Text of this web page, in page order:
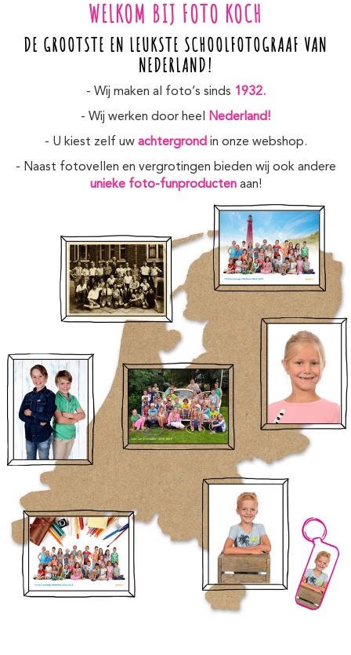
WELKOM BIJ FOTO KOCH
DE GROOTSTE EN LEUKSTE SCHOOLFOTOGRAAF VAN
NEDERLAND!
- Wij maken al foto’s sinds 1932.
- Wij werken door heel
Nederland!
- U kiest zelf uw achtergrond in onze webshop.
- Naast fotovellen en vergrotingen bieden wij ook andere
unieke foto-funproductenaan!